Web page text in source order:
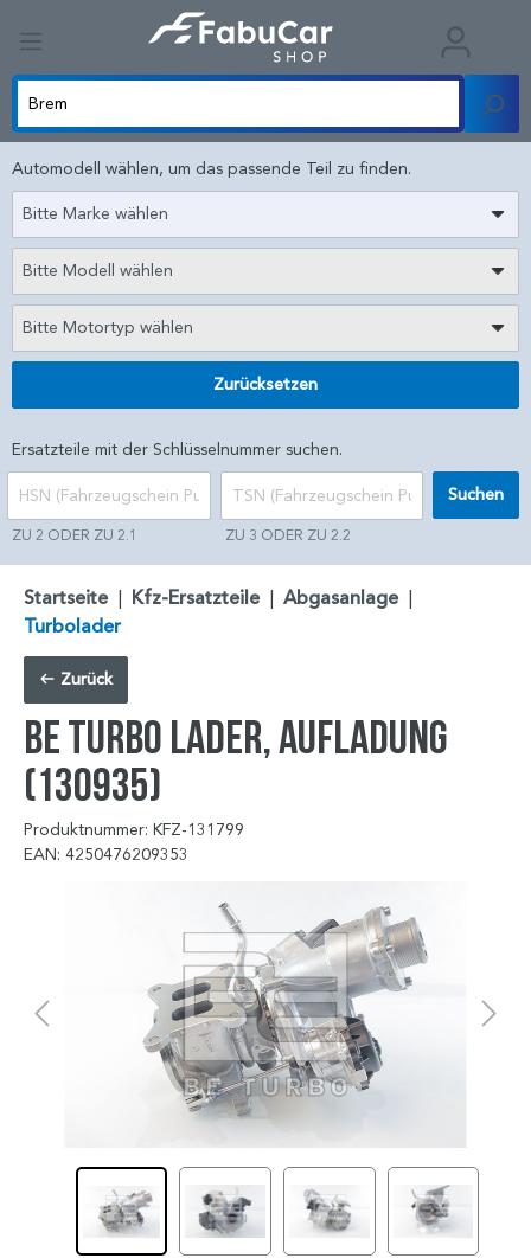
Automodell wählen, um das passende Teil zu finden.
Bitte Marke wählen
Bitte Modell wählen
Bitte Motortyp wählen
Zurücksetzen
Ersatzteile mit der Schlüsselnummer suchen.
ZU 2 ODER ZU 2.1 ZU 3 ODER ZU 2.2
Suchen
Startseite | Kfz-Ersatzteile | Abgasanlage |
Turbolader
Zurück
BE TURBO Lader, Aufladung
(130935)
Produktnummer: KFZ-131799
EAN: 4250476209353